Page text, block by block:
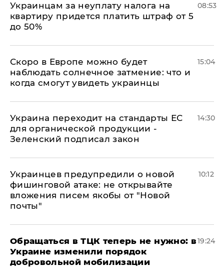
Украинцам за неуплату налога на
квартиру придется платить штраф от 5
до 50%
08:53
Скоро в Европе можно будет
наблюдать солнечное затмение: что и
когда смогут увидеть украинцы
15:04
Украина переходит на стандарты ЕС
для органической продукции -
Зеленский подписал закон
14:30
Украинцев предупредили о новой
фишинговой атаке: не открывайте
вложения писем якобы от "Новой
почты"
10:12
Обращаться в ТЦК теперь не нужно: в
Украине изменили порядок
добровольной мобилизации
19:24